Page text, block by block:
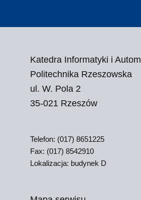
Katedra Informatyki i
Politechnika Rzeszowska
ul. W. Pola 2
35-021 Rzeszów
Telefon: (017) 8651225
Fax: (017) 8542910
Lokalizacja: budynek D